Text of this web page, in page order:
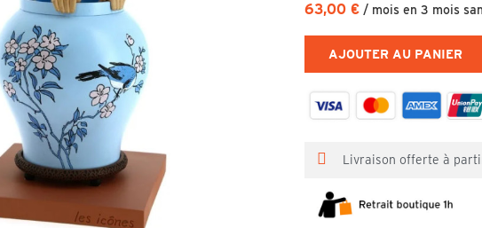
63,00 € / mois en 3 mois
AJOUTER AU PANIER
Livraison offerte à